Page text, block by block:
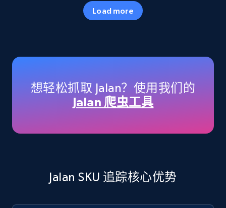
5.7K+
Title, Seller name, Brand, Description, Initial
price, Currency, Availability, Reviews count, and
35.3K+ 5.7K+ 立即开始
Amazon products - find products by using
Load more
想轻松抓取 Jalan？使用我们的
Jalan 爬虫工具
Jalan SKU 追踪核心优势